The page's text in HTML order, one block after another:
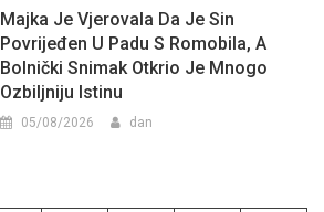
Majka Je Vjerovala Da Je Sin
Povrijeđen U Padu S Romobila, A
Bolnički Snimak Otkrio Je Mnogo
Ozbiljniju Istinu
05/08/2026 dan